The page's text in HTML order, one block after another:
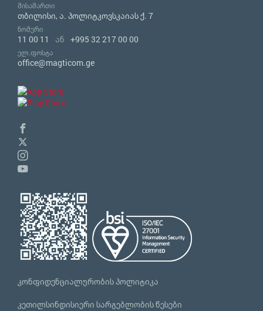
მისამართი
თბილისი, ა. პოლიტკოვსკაიას ქ. 7
ნომერი
11 00 11 ან +995 32 217 00 00
ელ.ფოსტა
office@magticom.ge
კონფიდენციალურობის პოლიტიკა
კეთილსინდისიერი სარგებლობის წესები